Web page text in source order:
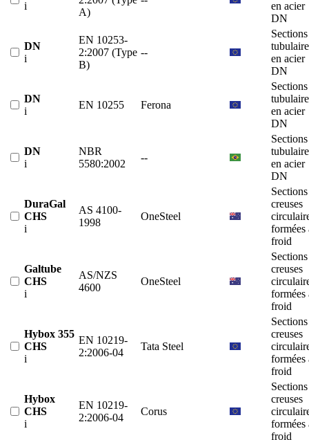
i
A)
en acier
DN
DN
i
EN 10253-
2:2007 (Type
B)
--
Sections
en acier
DN
DN
i
EN 10255 Ferona
Sections
en acier
DN
DN
i
NBR
5580:2002
--
Sections
en acier
DN
DuraGal
CHS
i
AS 4100-
1998
OneSteel
Sections
creuses
formées
froid
Galtube
CHS
i
AS/NZS
4600
OneSteel
Sections
creuses
formées
froid
Hybox 355
CHS
i
EN 10219-
2:2006-04
Tata Steel
Sections
creuses
formées
froid
Hybox
CHS
i
EN 10219-
2:2006-04
Corus
Sections
creuses
formées
froid